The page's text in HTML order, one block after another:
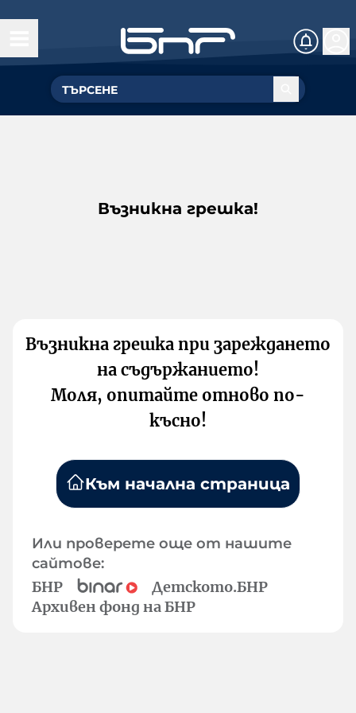
Възникна грешка!
Възникна грешка при зареждането
на съдържанието!
Моля, опитайте отново по-
късно!
Към начална страница
Или проверете още от нашите
сайтове:
БНР
Детското.БНР
Архивен фонд на БНР